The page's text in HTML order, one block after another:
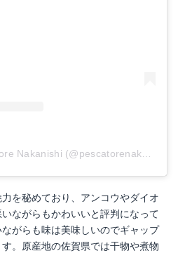
A post shared by Pescatore Nakanishi (@pescatorenakanishi)
を秘めており、アンコウやダイオ
ながらもかわいいと評判になって
がらも味は美味しいのでギャップ
。原産地の佐賀県では干物や煮物